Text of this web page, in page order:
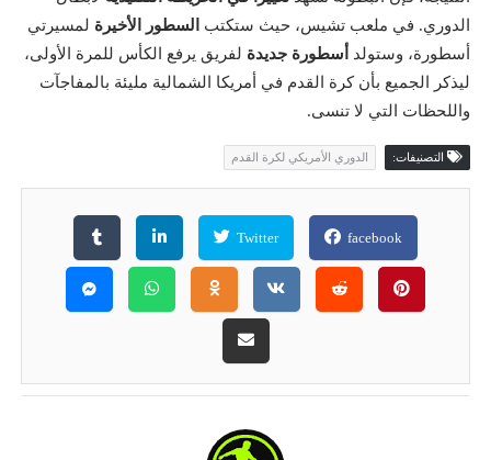
الدوري. في ملعب تشيس، حيث ستكتب
السطور الأخيرة لمسيرتي
أسطورة، وستولد
أسطورة جديدة لفريق يرفع الكأس للمرة الأولى،
ليذكر الجميع بأن كرة القدم في أمريكا الشمالية مليئة بالمفاجآت
واللحظات التي لا تنسى.
التصنيفات: الدوري الأمريكي لكرة القدم
facebook
Twitter